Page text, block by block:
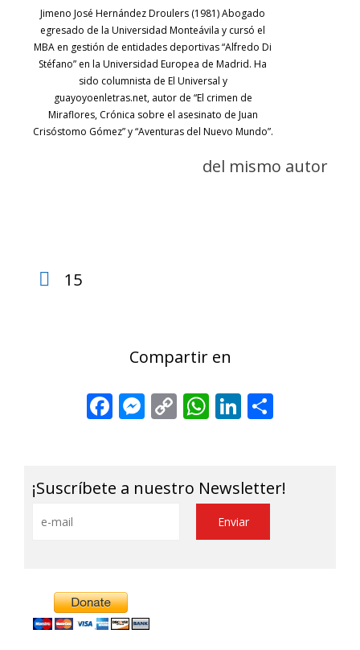
Jimeno José Hernández Droulers (1981) Abogado
egresado de la Universidad Monteávila y cursó el
MBA en gestión de entidades deportivas “Alfredo Di
Stéfano” en la Universidad Europea de Madrid. Ha
sido columnista de El Universal y
guayoyoenletras.net, autor de “El crimen de
Miraflores, Crónica sobre el asesinato de Juan
Crisóstomo Gómez” y “Aventuras del Nuevo Mundo”.
del mismo autor
15
Compartir en
Facebook
Messenger
CopyWhatsApp
LinkedIn
¡Suscríbete a nuestro Newsletter!